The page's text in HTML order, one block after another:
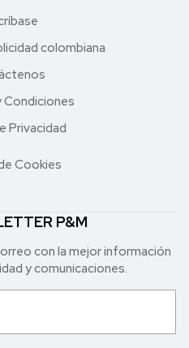
colombiana
Condiciones
Privacidad
Cookies
P&M
con la mejor in formación
y comunicaciones.